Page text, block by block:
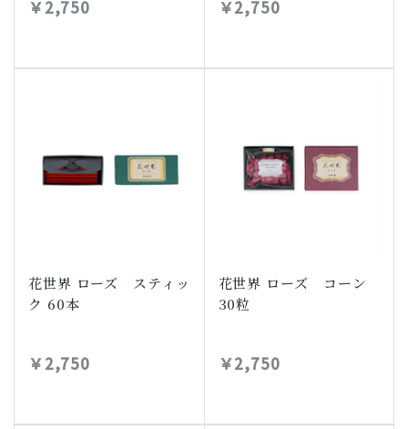
￥2,750 ￥2,750
花世界 ローズ スティッ
ク 60本
￥2,750
花世界 ローズ コーン
30粒
￥2,750